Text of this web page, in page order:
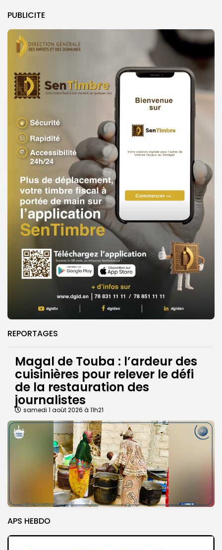
PUBLICITE
REPORTAGES
Magal de Touba : l’ardeur des
cuisinières pour relever le défi
de la restauration des
journalistes
samedi 1 août 2026 à 11h21
APS HEBDO